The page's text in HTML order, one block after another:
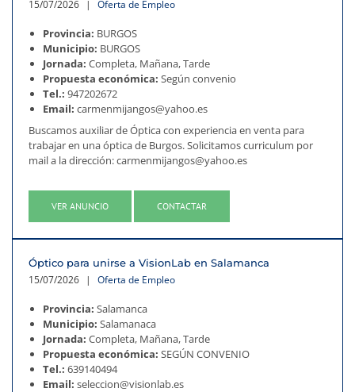
15/07/2026 | Oferta de Empleo
Provincia: BURGOS
Municipio: BURGOS
Jornada: Completa, Mañana, Tarde
Propuesta económica: Según convenio
Tel.: 947202672
Email: carmenmijangos@yahoo.es
Buscamos auxiliar de Óptica con experiencia en venta para
trabajar en una óptica de Burgos. Solicitamos curriculum por
mail a la dirección: carmenmijangos@yahoo.es
VER ANUNCIO CONTACTAR
Óptico para unirse a VisionLab en Salamanca
15/07/2026 | Oferta de Empleo
Provincia: Salamanca
Municipio: Salamanaca
Jornada: Completa, Mañana, Tarde
Propuesta económica: SEGÚN CONVENIO
Tel.: 639140494
Email: seleccion@visionlab.es